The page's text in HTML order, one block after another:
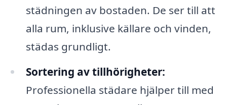
städningen av bostaden. De ser till att
alla rum, inklusive källare och vinden,
städas grundligt.
Sortering av tillhörigheter:
Professionella städare hjälper till med